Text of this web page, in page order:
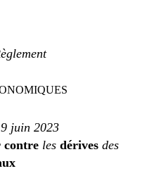
juin 2023
les dérivesdes